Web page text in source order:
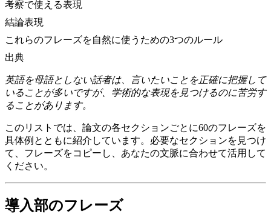
考察で使える表現
結論表現
これらのフレーズを自然に使うための3つのルール
出典
英語を母語としない話者は、言いたいことを正確に把握して
いることが多いですが、学術的な表現を見つけるのに苦労す
ることがあります。
このリストでは、論文の各セクションごとに60のフレーズを
具体例とともに紹介しています。必要なセクションを見つけ
て、フレーズをコピーし、あなたの文脈に合わせて活用して
ください。
導入部のフレーズ